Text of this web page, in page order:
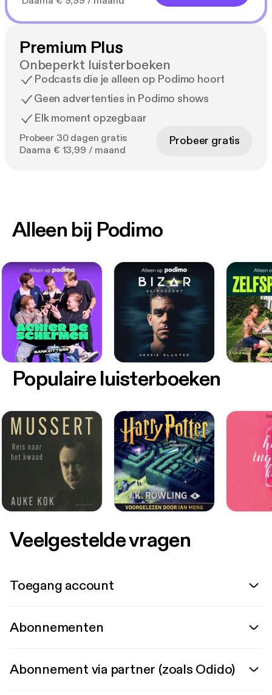
Premium Plus
Onbeperkt luisterboeken
Podcasts die je alleen op Podimo hoort
Geen advertenties in Podimo shows
Elk moment opzegbaar
Probeer 30 dagen gratis
Daarna € 13,99 / maand
Probeer gratis
Alleen bij Podimo
Populaire luisterboeken
Veelgestelde vragen
Toegang account
Abonnementen
Abonnement via partner (zoals Odido)